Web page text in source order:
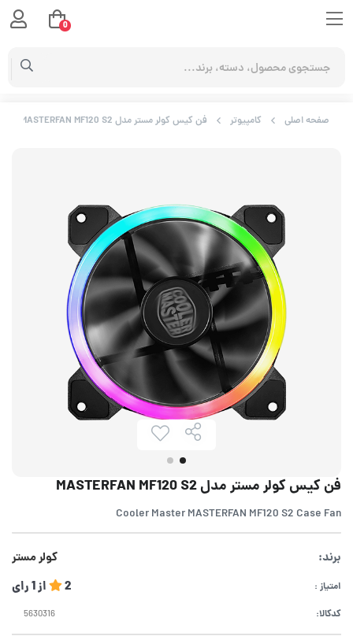
صفحه اصلی کامپیوتر فن کیس کولر مستر مدل MASTERFAN MF120 S2
فن کیس کولر مستر مدل MASTERFAN MF120 S2
Cooler Master MASTERFAN MF120 S2 Case Fan
برند: کولر مستر
امتیاز : 2 از1رای
کدکالا:
0